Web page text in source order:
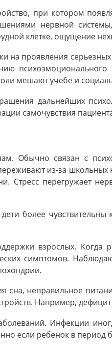
при котором
нервной
клетке, ощущение
на проявления
мешают учебе и
дальнейших
самочувствия
Обычно связан с
из-за школьных
Стресс перегружает
более
взрослых.
симптомов.
неправильное
Например,
Инфекции
если ребенок в период